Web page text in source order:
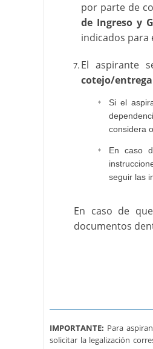
por parte de
de Ingreso y
indicados para
El aspirante
cotejo/entrega
Si el
considera
En caso
seguir las
En caso de
documentos
IMPORTANTE: Para
solicitar la legalización